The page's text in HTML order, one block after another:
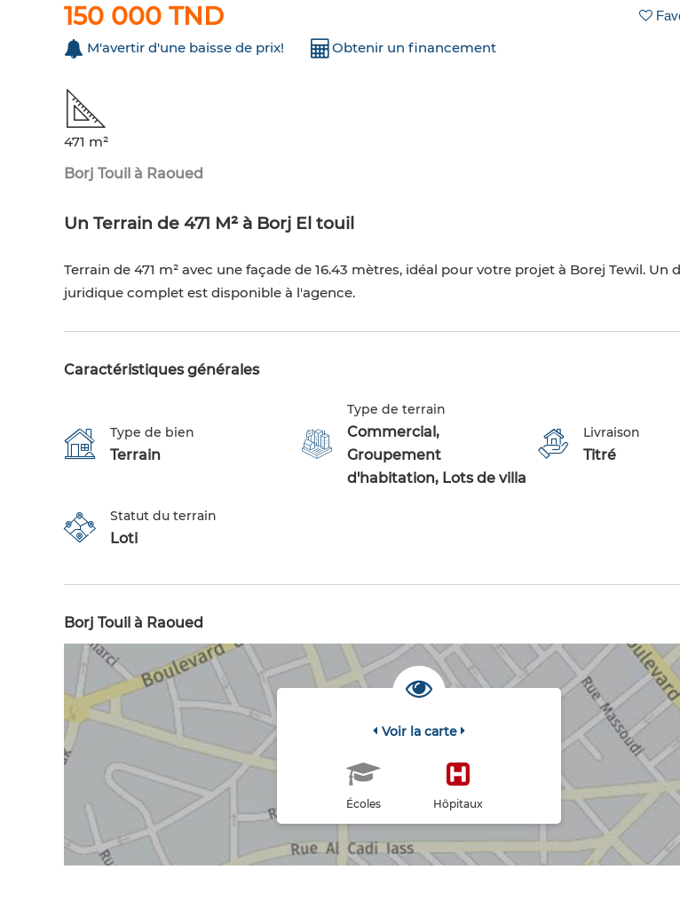
150 000 TND
M'avertir d'une baisse de prix! Obtenir un financement
471 m²
Borj Touil à Raoued
Un Terrain de 471 M² à Borj El touil
Terrain de 471 m² avec une façade de 16.43 mètres, idéal pour votre projet à Borej Tewil. Un
juridique complet est disponible à l'agence.
Caractéristiques générales
Type de bien
Terrain
Type de terrain
Commercial,
Groupement
d'habitation, Lots de villa
Livraison
Titré
Statut du terrain
Loti
Borj Touil à Raoued
Voir la carte
Écoles Hôpitaux